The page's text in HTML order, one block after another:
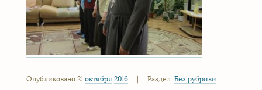
Опубликовано 21 октября 2016 | Раздел: Без рубрики